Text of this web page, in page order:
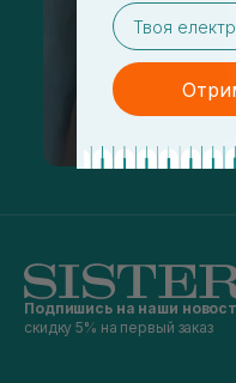
Подпишись на наши
скидку 5% на первый заказ
email